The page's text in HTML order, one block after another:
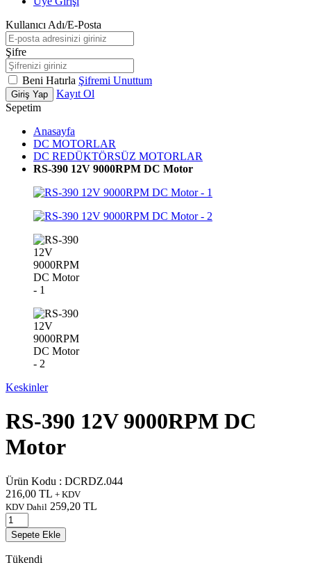
Kullanıcı Adı/E-Posta
Şifre
Beni Hatırla Şifremi Unuttum
Giriş Yap
Kayıt Ol
Sepetim
Anasayfa
DC MOTORLAR
DC REDÜKTÖRSÜZ MOTORLAR
RS-390 12V 9000RPM DC Motor
Keskinler
RS-390 12V 9000RPM DC
Motor
Ürün Kodu : DCRDZ.044
216,00 TL + KDV
KDV Dahil 259,20 TL
Sepete Ekle
Tükendi